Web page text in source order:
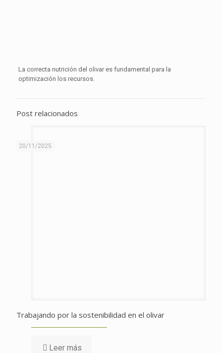
La correcta nutrición del olivar es fundamental para la
optimización los recursos.
Post relacionados
20/11/2025
Trabajando por la sostenibilidad en el olivar
Leer más